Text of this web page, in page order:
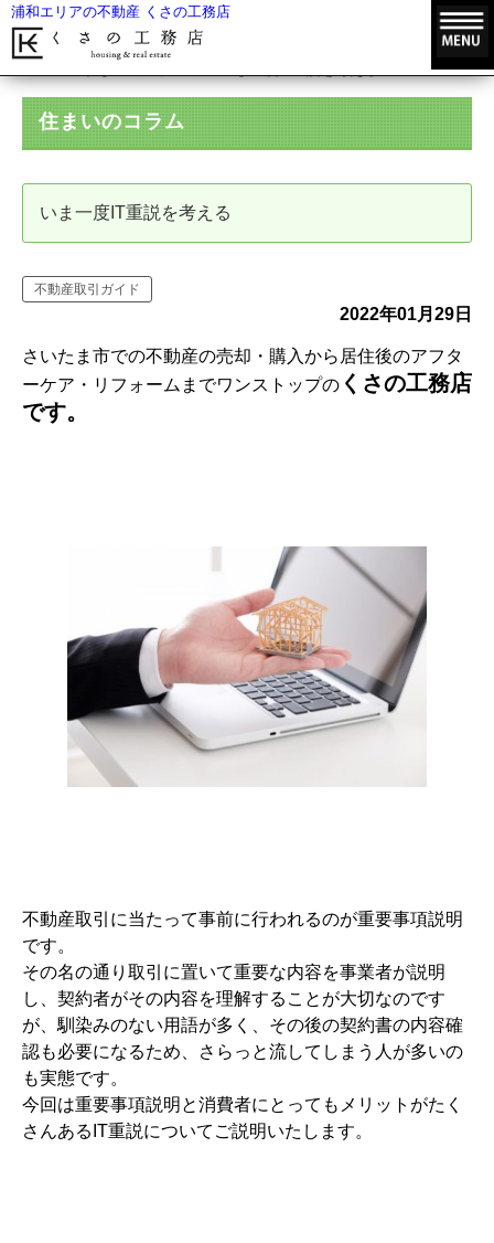
浦和エリアの不動産 くさの工務店
住まいのコラム
いま一度IT重説を考える
不動産取引ガイド
2022年01月29日
さいたま市での不動産の売却・購入から居住後のアフタ
ーケア・リフォームまでワンストップの くさの工務店
です。
不動産取引に当たって事前に行われるのが重要事項説明
です。
その名の通り取引に置いて重要な内容を事業者が説明
し、契約者がその内容を理解することが大切なのです
が、馴染みのない用語が多く、その後の契約書の内容確
認も必要になるため、さらっと流してしまう人が多いの
も実態です。
今回は重要事項説明と消費者にとってもメリットがたく
さんあるIT重説についてご説明いたします。